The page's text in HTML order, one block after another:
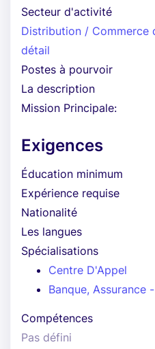
Secteur d'activité
Distribution / Commerce
détail
Postes à pourvoir
La description
Mission Principale:
Exigences
Éducation minimum
Expérience requise
Nationalité
Les langues
Spécialisations
Centre D'Appel
Banque, Assurance
Compétences
Pas défini